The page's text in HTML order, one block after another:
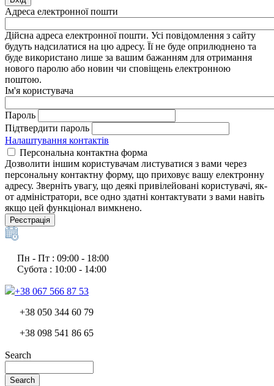
Адреса електронної пошти
Дійсна адреса електронної пошти. Усі повідомлення з сайту
будуть надсилатися на цю адресу. Її не буде оприлюднено та
буде використано лише за вашим бажанням для отримання
нового паролю або новин чи сповіщень електронною
поштою.
Ім'я користувача
Пароль
Підтвердити пароль
Налаштування контактів
Персональна контактна форма
Дозволити іншим користувачам листуватися з вами через
персональну контактну форму, що приховує вашу електронну
адресу. Зверніть увагу, що деякі привілейовані користувачі, як-
от адміністратори, все одно здатні контактувати з вами навіть
якщо цей функціонал вимкнено.
Реєстрація
Пн - Пт : 09:00 - 18:00
Субота : 10:00 - 14:00
+38 067 566 87 53
+38 050 344 60 79
+38 098 541 86 65
Search
Search